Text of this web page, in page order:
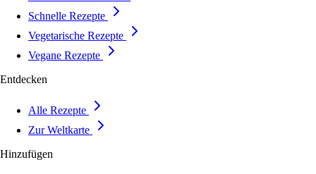
Schnelle Rezepte
Vegetarische Rezepte
Vegane Rezepte
Entdecken
Alle Rezepte
Zur Weltkarte
Hinzufügen